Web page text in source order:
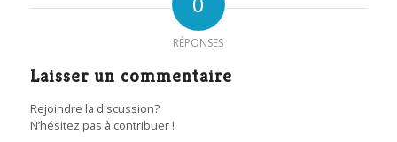
RÉPONSES
Laisser un commentaire
Rejoindre la discussion?
N’hésitez pas à contribuer !